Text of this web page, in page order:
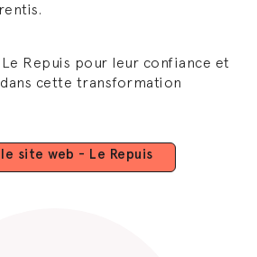
Repuis pour leur confiance et
cette transformation
site web - Le Repuis